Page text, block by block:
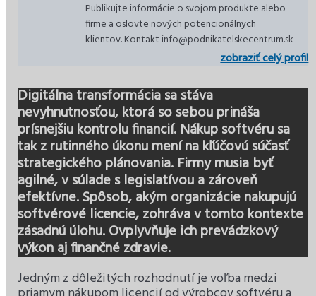
Publikujte informácie o svojom produkte alebo
firme a oslovte nových potencionálnych
klientov. Kontakt info@podnikatelskecentrum.sk
zobraziť celý profil
Digitálna transformácia sa stáva
nevyhnutnosťou, ktorá so sebou prináša
prísnejšiu kontrolu financií. Nákup softvéru sa
tak z rutinného úkonu mení na kľúčovú súčasť
strategického plánovania. Firmy musia byť
agilné, v súlade s legislatívou a zároveň
efektívne. Spôsob, akým organizácie nakupujú
softvérové licencie, zohráva v tomto kontexte
zásadnú úlohu. Ovplyvňuje ich prevádzkový
výkon aj finančné zdravie.
Jedným z dôležitých rozhodnutí je voľba medzi